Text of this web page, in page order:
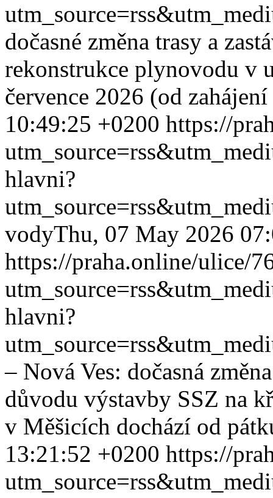
dočasné změna trasy a
rekonstrukce plynovodu v
července 2026 (od
10:49:25 +0200 https://
hlavni?
vodyThu, 07 May 2026
https://praha.online/ulice/
hlavni?
– Nová Ves: dočasná
důvodu výstavby SSZ na
v Měšicích dochází od
13:21:52 +0200 https://